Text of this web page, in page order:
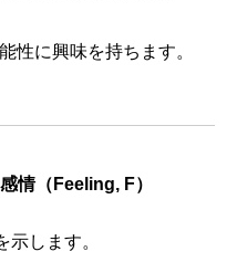
性に興味を持ちます。
情（Feeling, F）
します。